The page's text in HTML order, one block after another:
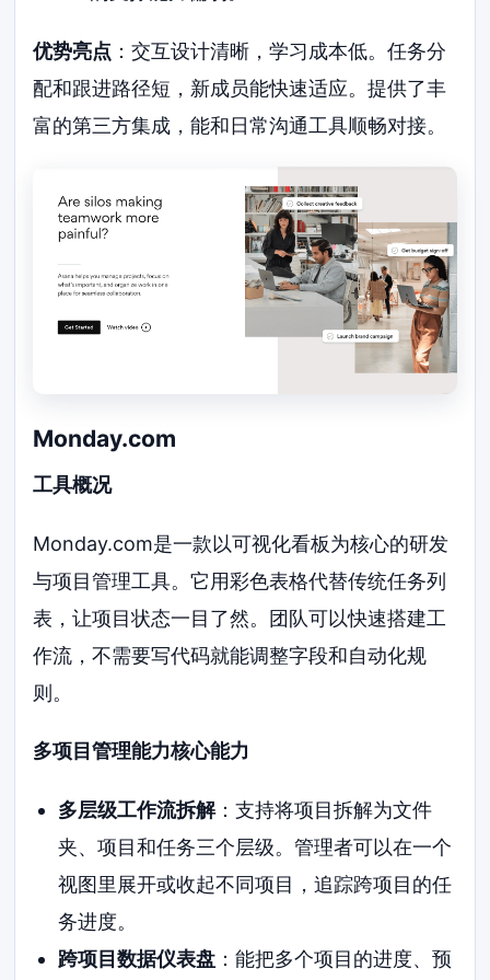
优势亮点 ：交互设计清晰，学习成本低。任务分
配和跟进路径短，新成员能快速适应。提供了丰
富的第三方集成，能和日常沟通工具顺畅对接。
Monday.com
工具概况
Monday.com是一款以可视化看板为核心的研发
与项目管理工具。它用彩色表格代替传统任务列
表，让项目状态一目了然。团队可以快速搭建工
作流，不需要写代码就能调整字段和自动化规
则。
多项目管理能力核心能力
多层级工作流拆解：支持将项目拆解为文件
夹、项目和任务三个层级。管理者可以在一个
视图里展开或收起不同项目，追踪跨项目的任
务进度。
跨项目数据仪表盘：能把多个项目的进度、预